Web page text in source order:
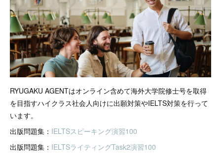
RYUGAKU AGENTはオンライン含めて海外大学院修士号を取得
を目指すハイクラス社会人向けに出願対策やIELTS対策を行って
います。
出版問題集： IELTSスピーキング演習100
出版問題集： IELTSライティングTask2演習100